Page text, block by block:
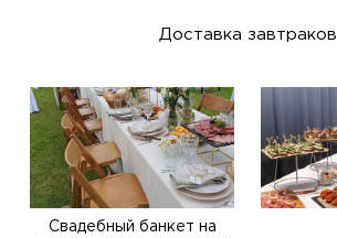
Доставка завтраков
Свадебный банкет на